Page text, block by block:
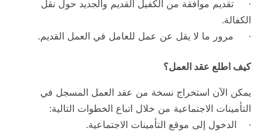
· تقديم موافقة من الكفيل القديم والجديد حول نقل
الكفالة.
· مرور ما لا يقل عن عمل للعامل في العمل القديم.
كيف اطلع عقد العمل؟
يمكن الآن استخراج نسخة من عقد العمل المسجل في
التأمينات الاجتماعية من خلال اتباع الخطوات التالية:
· الدخول إلى موقع التأمينات الاجتماعية.